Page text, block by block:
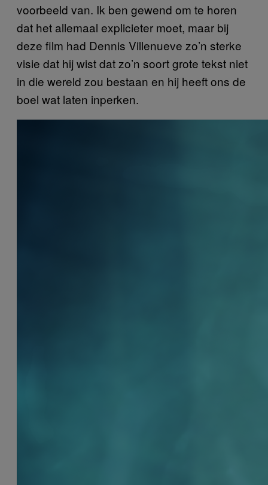
voorbeeld van. Ik ben gewend om te horen
dat het allemaal explicieter moet, maar bij
deze film had Dennis Villenueve zo’n sterke
visie dat hij wist dat zo’n soort grote tekst niet
in die wereld zou bestaan en hij heeft ons de
boel wat laten inperken.